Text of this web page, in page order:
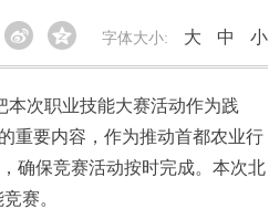
字体大小: 大 中 小
本次职业技能大赛活动作为践
重要内容，作为推动首都农业行
确保竞赛活动按时完成。本次北
赛。